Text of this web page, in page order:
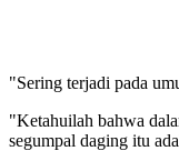
"Sering terjadi pada
"Ketahuilah bahwa
segumpal daging itu